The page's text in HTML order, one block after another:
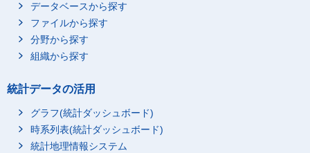
データベースから探す
ファイルから探す
分野から探す
組織から探す
統計データの活用
グラフ(統計ダッシュボード)
時系列表(統計ダッシュボード)
統計地理情報システム